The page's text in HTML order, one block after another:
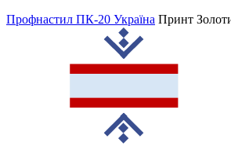
Профнастил ПК-20 Україна Принт